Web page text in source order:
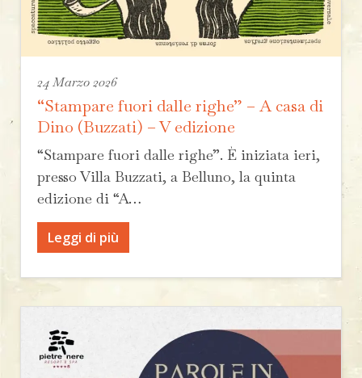
24 Marzo 2026
“Stampare fuori dalle righe” – A casa di
Dino (Buzzati) – V edizione
“Stampare fuori dalle righe”. È iniziata ieri,
presso Villa Buzzati, a Belluno, la quinta
edizione di “A…
Leggi di più